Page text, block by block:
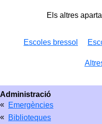
Els altres
Escoles bressol
Administració
« Emergències
« Biblioteques